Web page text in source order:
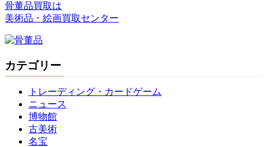
骨董品買取は
美術品・絵画買取センター
カテゴリー
トレーディング・カードゲーム
ニュース
博物館
古美術
名宝